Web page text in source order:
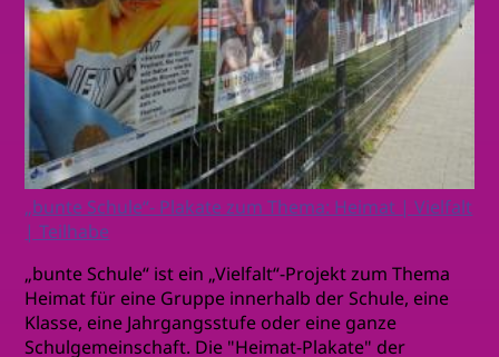
„bunte Schule“- Plakate zum Thema: Heimat | Vielfalt
| Teilhabe
„bunte Schule“ ist ein „Vielfalt“-Projekt zum Thema
Heimat für eine Gruppe innerhalb der Schule, eine
Klasse, eine Jahrgangsstufe oder eine ganze
Schulgemeinschaft. Die "Heimat-Plakate" der